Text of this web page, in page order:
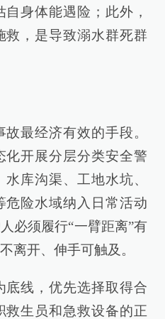
身体能遇险；此外，
救，是导致溺水群死群
最经济有效的手段。
化开展分层分类安全警
库沟渠、工地水坑、
危险水域纳入日常活动
必须履行“一臂距离”有
离开、伸手可触及。
底线，优先选择取得合
救生员和急救设备的正